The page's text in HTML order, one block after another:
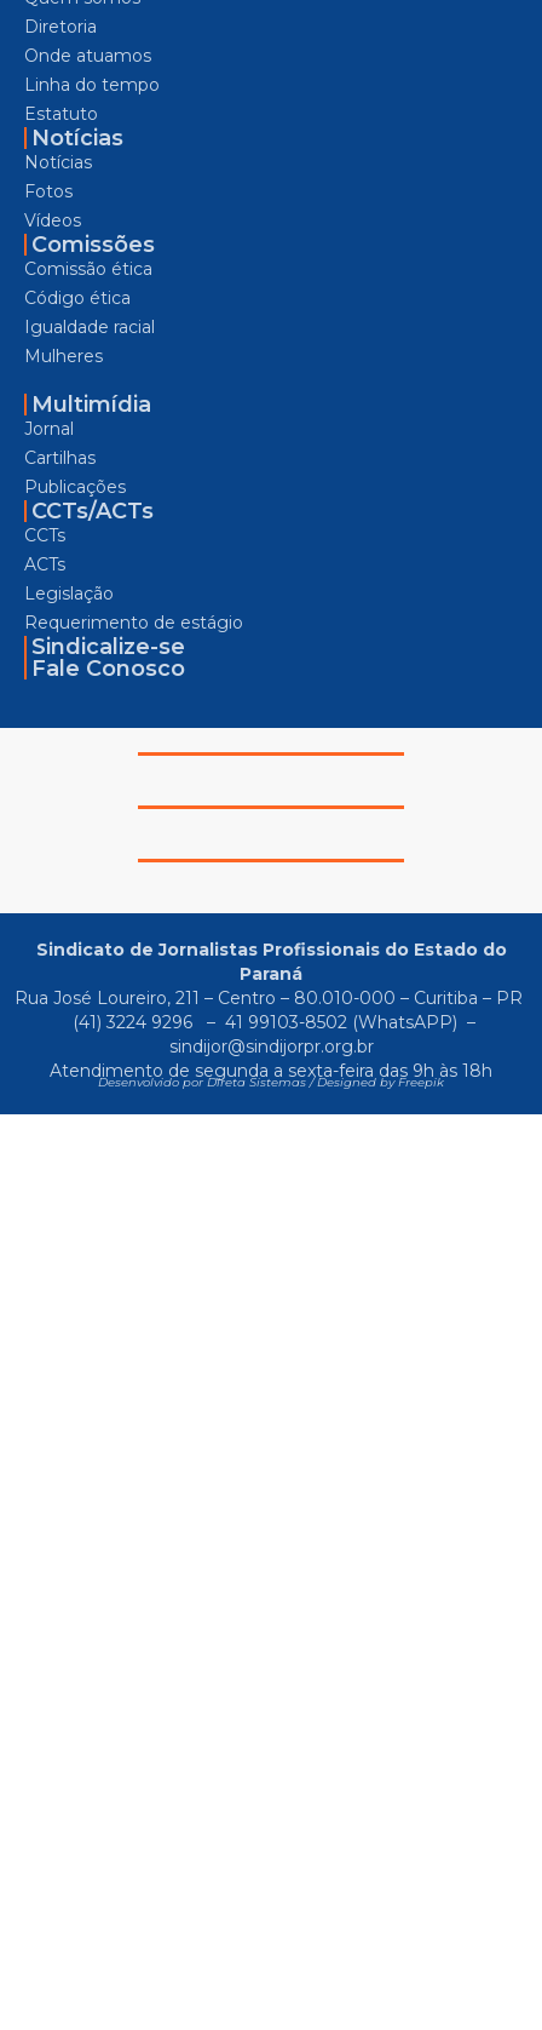
Diretoria
Onde atuamos
Linha do tempo
Estatuto
Notícias
Notícias
Fotos
Vídeos
Comissões
Comissão ética
Código ética
Igualdade racial
Mulheres
Multimídia
Jornal
Cartilhas
Publicações
CCTs/ACTs
CCTs
ACTs
Legislação
Requerimento de estágio
Sindicalize-se
Fale Conosco
Sindicato de Jornalistas Profissionais do Estado do
Paraná
Rua José Loureiro, 211 – Centro – 80.010-000 – Curitiba – PR
(41) 3224 9296
– 41 99103-8502(WhatsAPP) –
sindijor@sindijorpr.org.br
Atendimento de segunda a sexta-feira das 9h às 18h
Desenvolvido por Direta Sistemas /Designed by Freepik